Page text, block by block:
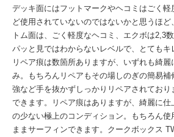
デッキ面にはフットマークやヘコミはごく軽
ど使用されていないのではないかと思うほ
トム面は、ごく軽度なヘコミ、エクボは2,3
パッと見ではわからないレベルで、とてもキ
リペア痕は数箇所ありますが、いずれも綺
み。もちろんリペアもその場しのぎの簡易
強など手を抜かずしっかりリペアされており
できます。リペア痕はありますが、綺麗に
の少ない極上のコンディション。もちろん
ままサーフィンできます。クークボックス